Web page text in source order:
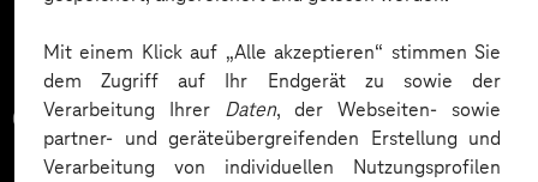
Mit einem Klick auf „Alle akzeptieren“ stimmen Sie
dem Zugriff auf Ihr Endgerät zu sowie der
Verarbeitung Ihrer Daten, der Webseiten- sowie
partner- und geräteübergreifenden Erstellung und
Verarbeitung von individuellen Nutzungsprofilen
CRM Evaluierung